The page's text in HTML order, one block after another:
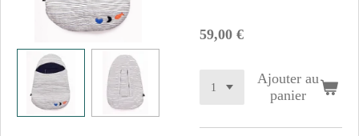
59,00 €
Ajouter au
panier